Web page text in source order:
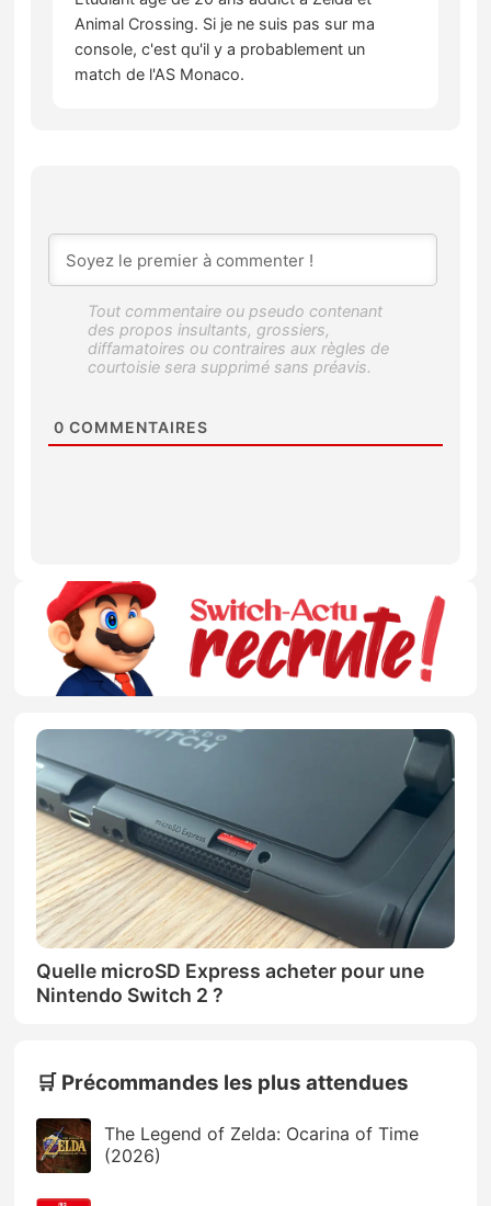
Animal Crossing. Si je ne suis pas sur ma
console, c'est qu'il y a probablement un
match de l'AS Monaco.
0 COMMENTAIRES
Quelle microSD Express acheter pour une
Nintendo Switch 2 ?
🛒 Précommandes les plus attendues
The Legend of Zelda: Ocarina of Time
(2026)